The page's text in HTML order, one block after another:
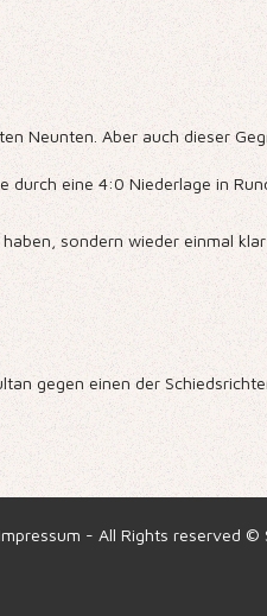
Neunten. Aber auch dieser
eine 4:0 Niederlage in
sondern wieder einmal
gegen einen der
Impressum - All Rights reserved ©